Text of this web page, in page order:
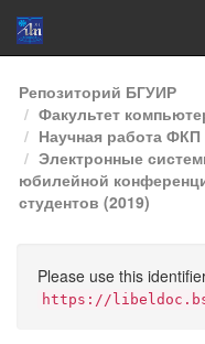
Skip
navigation
Репозиторий БГУИР
Факультет
Научная работа ФКП
Электронные
юбилейной
студентов (2019)
Please use this
https://